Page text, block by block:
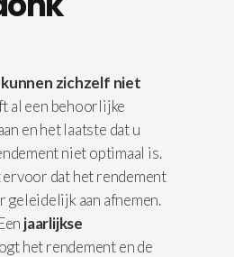
zichzelf niet
al een behoorlijke
en het laatste dat u
niet optimaal is.
dat het rendement
geleidelijk aan afnemen.
jaarlijkse
het rendement en de